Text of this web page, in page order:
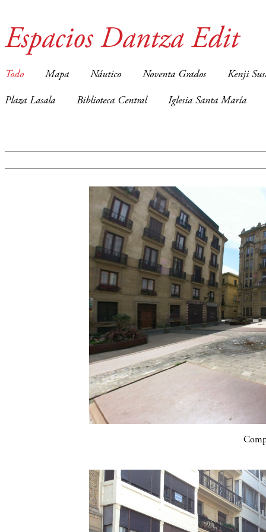
Espacios Dantza Edit
Todo Mapa Náutico Noventa Grados Kenji
Plaza Lasala Biblioteca Central Iglesia Santa María